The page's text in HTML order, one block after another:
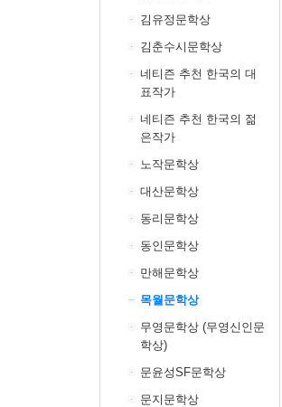
김유정문학상
김춘수시문학상
네티즌 추천 한국의 대
표작가
네티즌 추천 한국의 젊
은작가
노작문학상
대산문학상
동리문학상
동인문학상
만해문학상
목월문학상
무영문학상 (무영신인문
학상)
문윤성SF문학상
문지문학상